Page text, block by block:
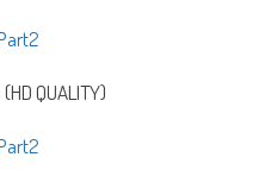
QUALITY)